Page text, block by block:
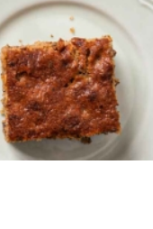
2 0:55